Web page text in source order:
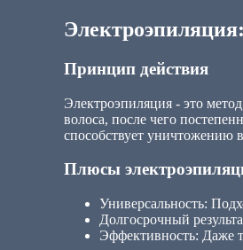
Принцип действия
Электроэпиляция - это
волоса, после чего
способствует уничтожению
Плюсы
Универсальность:
Долгосрочный
Эффективность: Даже